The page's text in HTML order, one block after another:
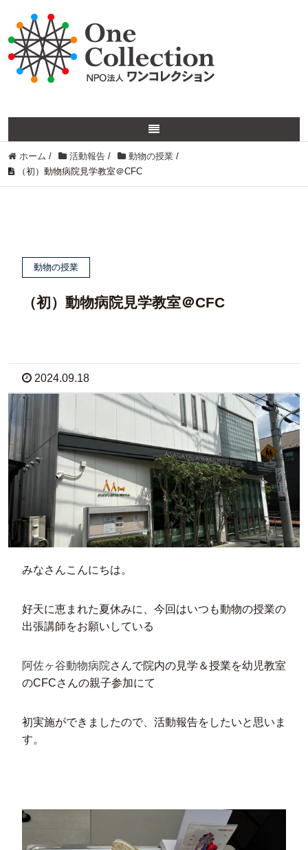
ホーム / 活動報告 / 動物の授業 /
（初）動物病院見学教室＠CFC
動物の授業
（初）動物病院見学教室＠CFC
2024.09.18
みなさんこんにちは。
好天に恵まれた夏休みに、今回はいつも動物の授業の
出張講師をお願いしている
阿佐ヶ谷動物病院さんで院内の見学＆授業を幼児教室
のCFCさんの親子参加にて
初実施ができましたので、活動報告をしたいと思いま
す。